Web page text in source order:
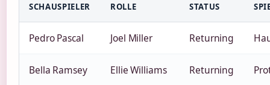
SCHAUSPIELER ROLLE STATUS
Pedro Pascal Joel Miller Returning
Bella Ramsey Ellie Williams Returning